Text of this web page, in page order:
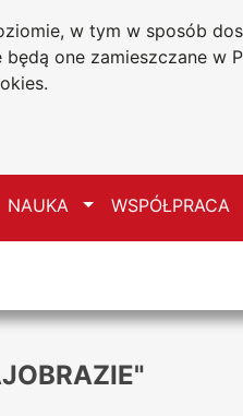
w tym w sposób
one zamieszczane w
NAUKA Przełącz
WSPÓŁPRACA